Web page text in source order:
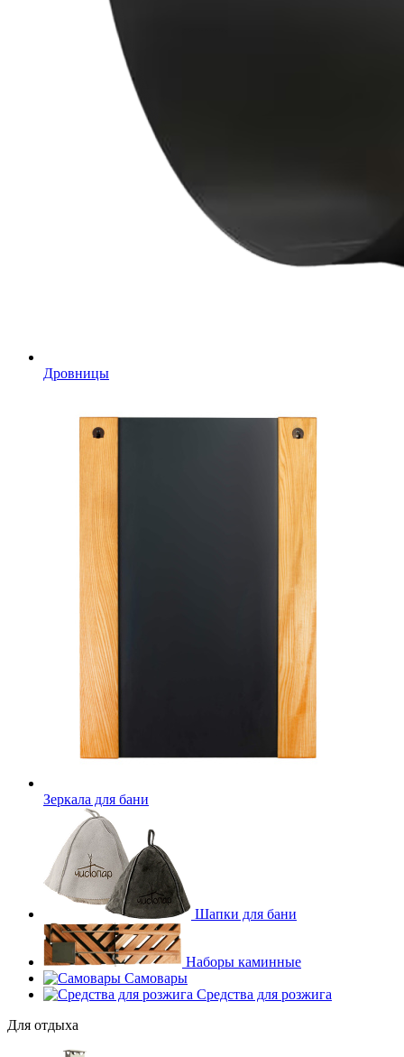
Дровницы
Зеркала для бани
Шапки для бани
Наборы каминные
Самовары
Средства для розжига
Для отдыха